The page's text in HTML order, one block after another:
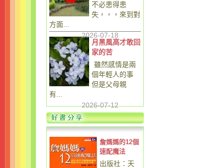
不必患得患
失，，，來到對
方面...
2026-07-18
月黑風高才敢回
家的苦
雖然感情是兩
個年輕人的事
但是父母親
有...
2026-07-12
詹媽媽的12個
速配魔法
出版社：天